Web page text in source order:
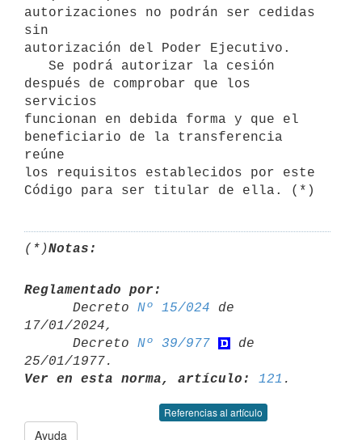
autorizaciones no podrán ser cedidas
sin
autorización del Poder Ejecutivo.
después de comprobar que los
servicios
funcionan en debida forma y que el
beneficiario de la transferencia
reúne
los requisitos establecidos por este
(*)Notas:
Reglamentado por:
Decreto Nº 15/024 de
17/01/2024,
      Decreto
Nº 39/977
de
Ver en esta norma, artículo:
121
Referencias al artículo
Ayuda